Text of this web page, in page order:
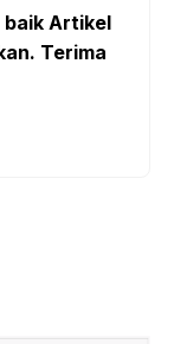
Artikel
Terima